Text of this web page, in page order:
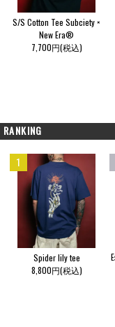
S/S Cotton Tee Subciety ×
New Era®
7,700円(税込)
RANKING
1
Spider lily tee
8,800円(税込)